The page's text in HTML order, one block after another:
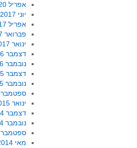
אפריל 2020
יוני 2017
אפריל 2017
פברואר 2017
ינואר 2017
דצמבר 2016
נובמבר 2016
דצמבר 2015
נובמבר 2015
ספטמבר 2015
ינואר 2015
דצמבר 2014
נובמבר 2014
ספטמבר 2014
מאי 2014